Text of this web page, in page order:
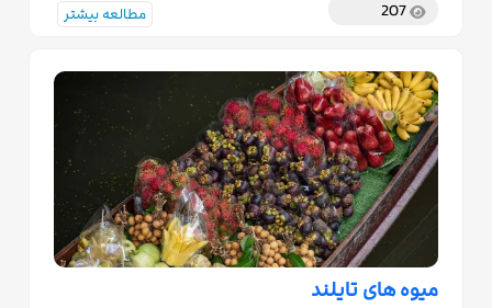
مطالعه بیشتر
میوه های تایلند